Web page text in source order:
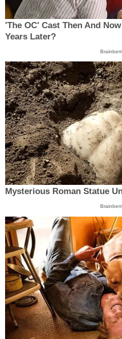
'The OC' Cast Then And
Years Later?
Mysterious Roman Statue